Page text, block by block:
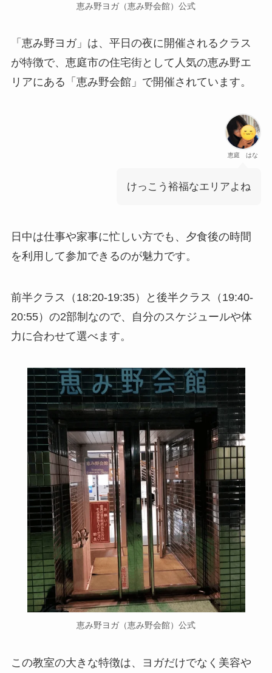
恵み野ヨガ（恵み野会館）公式
「恵み野ヨガ」は、平日の夜に開催されるクラス
が特徴で、恵庭市の住宅街として人気の恵み野エ
リアにある「恵み野会館」で開催されています。
恵庭 はな
けっこう裕福なエリアよね
日中は仕事や家事に忙しい方でも、夕食後の時間
を利用して参加できるのが魅力です。
前半クラス（18:20-19:35）と後半クラス（19:40-
20:55）の2部制なので、自分のスケジュールや体
力に合わせて選べます。
恵み野ヨガ（恵み野会館）公式
この教室の大きな特徴は、ヨガだけでなく美容や